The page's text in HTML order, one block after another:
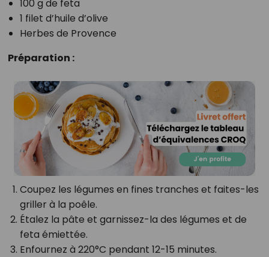
100 g de feta
1 filet d’huile d’olive
Herbes de Provence
Préparation :
Coupez les légumes en fines tranches et faites-les
griller à la poêle.
Étalez la pâte et garnissez-la des légumes et de
feta émiettée.
Enfournez à 220°C pendant 12-15 minutes.